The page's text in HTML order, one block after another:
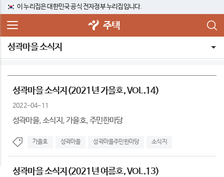
이 누리집은 대한민국 공식 전자정부 누리집입니다.
주택
성곽마을 소식지
성곽마을 소식지(2021년 가을호, VOL.14)
2022-04-11
성곽마을, 소식지, 가을호, 주민한마당
가을호 성곽마을 성곽마을주민한마당 소식지
성곽마을 소식지(2021년 여름호, VOL.13)